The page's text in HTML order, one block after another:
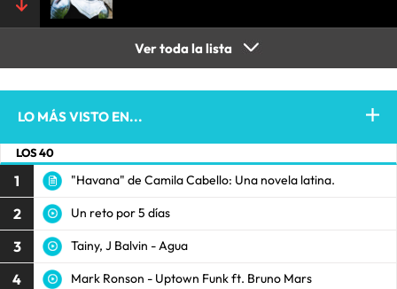
Ver toda la lista
LO MÁS VISTO EN...
LOS 40
1 "Havana" de Camila Cabello: Una novela latina.
2 Un reto por 5 días
3 Tainy, J Balvin - Agua
4 Mark Ronson - Uptown Funk ft. Bruno Mars